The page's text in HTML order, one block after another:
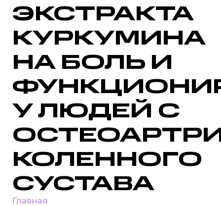
ЭКСТРАКТА
КУРКУМИНА
НА БОЛЬ И
У ЛЮДЕЙ С
КОЛЕННОГО
СУСТАВА
Главная